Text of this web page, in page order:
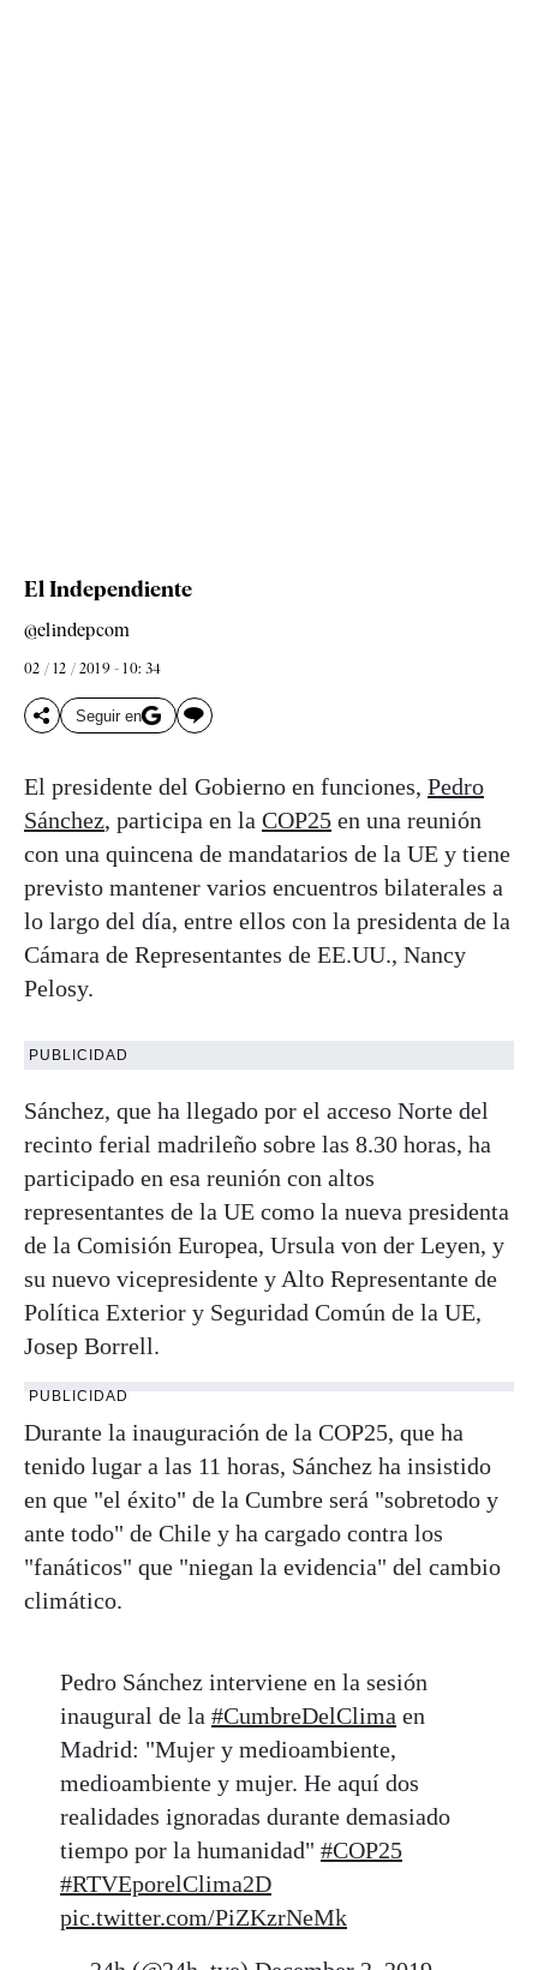
El Independiente
@elindepcom
02 / 12 / 2019 - 10: 34
Seguir en
El presidente del Gobierno en funciones, Pedro
Sánchez, participa en la COP25 en una reunión
con una quincena de mandatarios de la UE y tiene
previsto mantener varios encuentros bilaterales a
lo largo del día, entre ellos con la presidenta de la
Cámara de Representantes de EE.UU., Nancy
Pelosy.
PUBLICIDAD
Sánchez, que ha llegado por el acceso Norte del
recinto ferial madrileño sobre las 8.30 horas, ha
participado en esa reunión con altos
representantes de la UE como la nueva presidenta
de la Comisión Europea, Ursula von der Leyen, y
su nuevo vicepresidente y Alto Representante de
Política Exterior y Seguridad Común de la UE,
Josep Borrell.
PUBLICIDAD
Durante la inauguración de la COP25, que ha
tenido lugar a las 11 horas, Sánchez ha insistido
en que "el éxito" de la Cumbre será "sobretodo y
ante todo" de Chile y ha cargado contra los
"fanáticos" que "niegan la evidencia" del cambio
climático.
Pedro Sánchez interviene en la sesión
inaugural de la #CumbreDelClima en
Madrid: "Mujer y medioambiente,
medioambiente y mujer. He aquí dos
realidades ignoradas durante demasiado
tiempo por la humanidad" #COP25
#RTVEporelClima2D
pic.twitter.com/PiZKzrNeMk